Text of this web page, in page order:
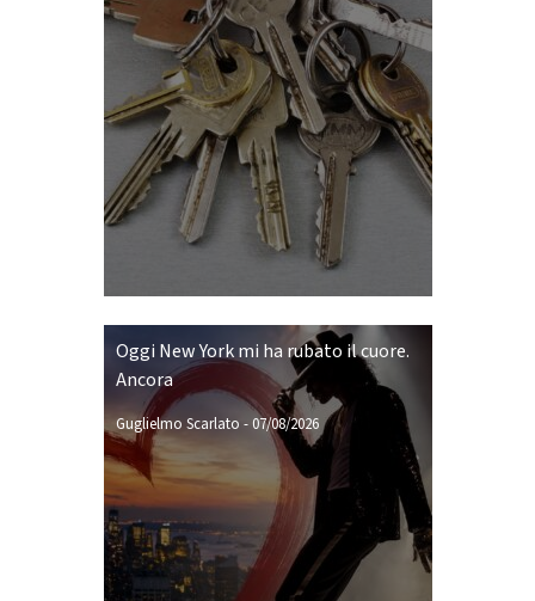
Oggi New York mi ha rubato il cuore.
Ancora
Guglielmo Scarlato -07/08/2026